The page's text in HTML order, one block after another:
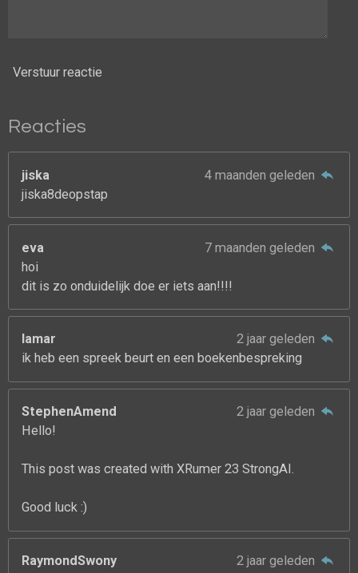
Verstuur reactie
Reacties
jiska
4 maanden geleden
jiska8deopstap
eva
7 maanden geleden
hoi
dit is zo onduidelijk doe er iets aan!!!!
lamar
2 jaar geleden
ik heb een spreek beurt en een boekenbespreking
StephenAmend
2 jaar geleden
Hello!
This post was created with XRumer 23 StrongAI.
Good luck :)
RaymondSwony
2 jaar geleden